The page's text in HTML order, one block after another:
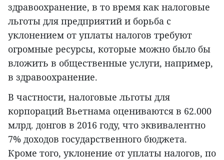
здравоохранение, в то время как налоговые
льготы для предприятий и борьба с
уклонением от уплаты налогов требуют
огромные ресурсы, которые можно было бы
вложить в общественные услуги, например,
в здравоохранение.
В частности, налоговые льготы для
корпораций Вьетнама оцениваются в 62.000
млрд. донгов в 2016 году, что эквивалентно
7% доходов государственного бюджета.
Кроме того, уклонение от уплаты налогов, по